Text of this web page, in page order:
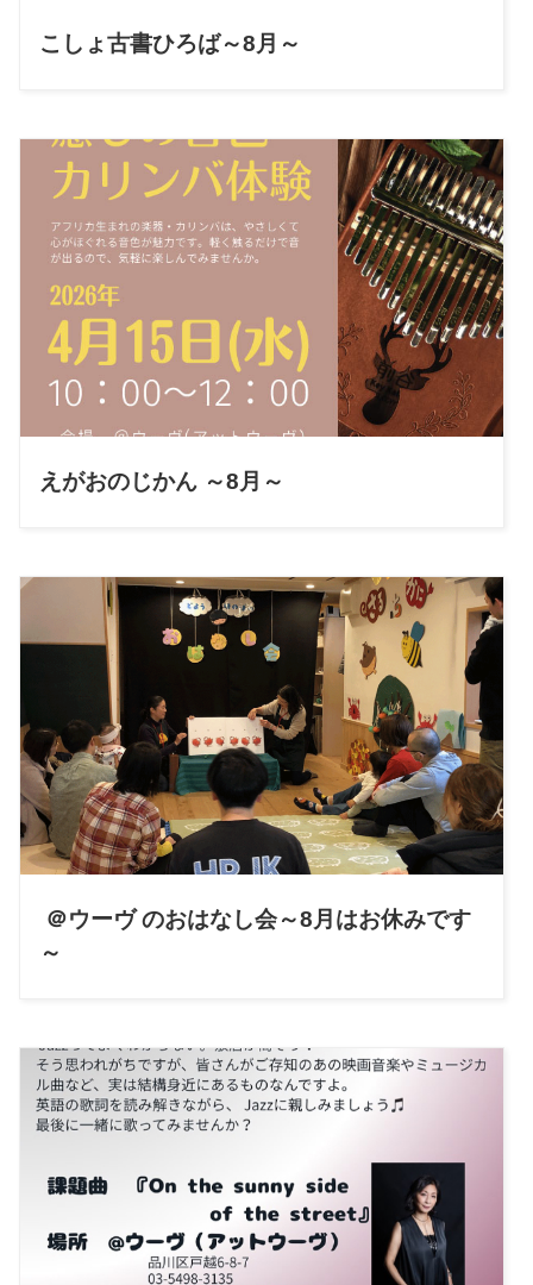
こしょ古書ひろば～8月～
えがおのじかん ～8月～
＠ウーヴ のおはなし会～8月はお休みです
～